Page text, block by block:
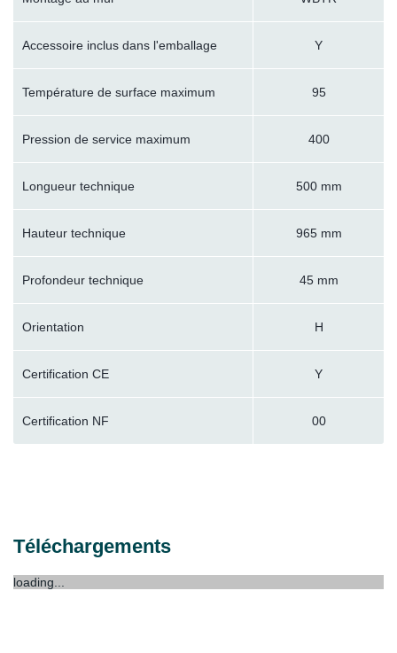
Accessoire inclus dans l'emballage Y
Température de surface maximum 95
Pression de service maximum 400
Longueur technique 500 mm
Hauteur technique 965 mm
Profondeur technique 45 mm
Orientation H
Certification CE Y
Certification NF 00
Téléchargements
loading...